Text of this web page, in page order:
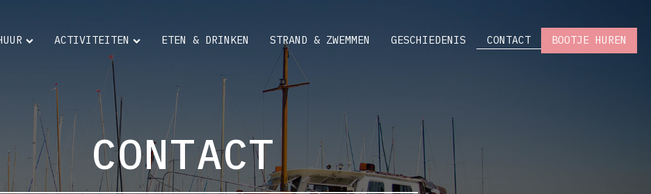
ACTIVITEITEN ETEN & DRINKEN STRAND & ZWEMMEN GESCHIEDENIS CONTACT BOOTJE HUREN
CONTACT